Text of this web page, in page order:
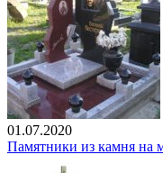
01.07.2020
Памятники из камня на